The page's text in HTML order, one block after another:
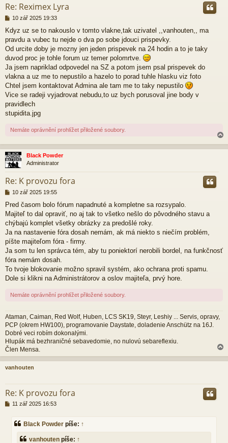
Re: Reximex Lyra
P
í
s
p
ě
e
k
10 zář 2025 19:33
Kdyz uz se to nakouslo v tomto vlakne,tak uzivatel ,,vanhouten,, ma
pravdu a vubec tu nejde o dva po sobe jdouci prispevky.
Od urcite doby je mozny jen jeden prispevek na 24 hodin a to je taky
duvod proc je tohle forum uz temer polomrtve.
Ja jsem napriklad odpovedel na SZ a potom jsem psal prispevek do
vlakna a uz me to nepustilo a hazelo to porad tuhle hlasku viz foto
Chtel jsem kontaktovat Admina ale tam me to taky nepustilo
Vice se radeji vyjadrovat nebudu,to uz bych porusoval jine body v
pravidlech
stupidita.jpg
Nemáte oprávnění prohlížet přiložené soubory.
a
h
Black Powder
Administrator
Re: K provozu fora
P
í
s
p
ě
v
e
k
10 zář 2025 19:55
Pred časom bolo fórum napadnuté a kompletne sa rozsypalo.
Majiteľ to dal opraviť, no aj tak to všetko nešlo do pôvodného stavu a
chýbajú komplet všetky obrázky za predošlé roky.
Ja na nastavenie fóra dosah nemám, ak má niekto s niečím problém,
píšte majiteľom fóra - firmy.
Ja som tu len správca tém, aby tu poniektorí nerobili bordel, na funkčnosť
fóra nemám dosah.
To tvoje blokovanie možno spravil systém, ako ochrana proti spamu.
Dole si klikni na Administrátorov a oslov majiteľa, prvý hore.
Nemáte oprávnění prohlížet přiložené soubory.
Ataman, Caiman, Red Wolf, Huben, LCS SK19, Steyr, Leshiy ... Servis, opravy,
PCP (okrem HW100), programovanie Daystate, doladenie Anschütz na 16J.
Dobré veci robím dokonalými.
Hlupák má bezhraničné sebavedomie, no nulovú sebareflexiu.
Člen Mensa.
a
h
vanhouten
Re: K provozu fora
P11 zář 2025 16:53
Black Powder píše: ↑
vanhouten píše: ↑